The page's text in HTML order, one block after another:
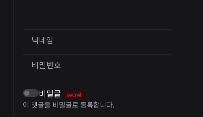
닉네임
비밀번호
비밀글 secret
이 댓글을 비밀글로 등록합니다.